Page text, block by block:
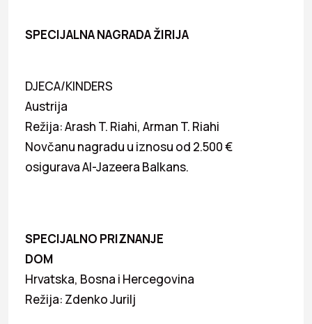
SPECIJALNA NAGRADA ŽIRIJA
DJECA/KINDERS
Austrija
Režija: Arash T. Riahi, Arman T. Riahi
Novčanu nagradu u iznosu od 2.500 €
osigurava Al-Jazeera Balkans.
SPECIJALNO PRIZNANJE
DOM
Hrvatska, Bosna i Hercegovina
Režija: Zdenko Jurilj